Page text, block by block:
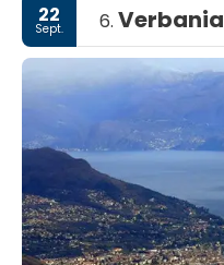
22
Sept. 6. Verbania